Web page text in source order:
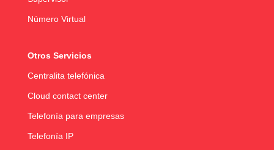
Número Virtual
Otros Servicios
Centralita telefónica
Cloud contact center
Telefonía para empresas
Telefonía IP